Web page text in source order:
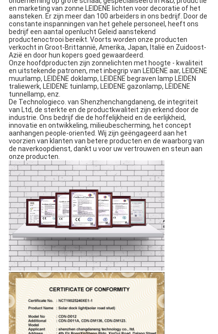
en marketing van zonne LEIDENE lichten voor decoratie of het
aansteken. Er zijn meer dan 100 arbeiders in ons bedrijf. Door de
constante inspanningen van het gehele personeel, heeft ons
bedrijf een aantal openlucht Geleid aanstekend
productenoctrooi bereikt. Voorts worden onze producten
verkocht in Groot-Brittannië, Amerika, Japan, Italië en Zuidoost-
Azië en door hun kopers goed gewaardeerd.
Onze hoofdproducten zijn zonnelichten met hoogte - kwaliteit
en uitstekende patronen, met inbegrip van LEIDENE aar, LEIDENE
muurlamp, LEIDENE doklamp, LEIDENE begraven lamp LEIDEN
traliewerk, LEIDENE tuinlamp, LEIDENE gazonlamp, LEIDENE
tunnellamp, enz.
De Technologieco. van Shenzhenchangdaneng, de integriteit
van Ltd, de sterkte en de productkwaliteit zijn erkend door de
industrie. Ons bedrijf die de hoffelijkheid en de eerlijkheid,
innovatie en ontwikkeling, milieubescherming, het concept
aanhangen people-oriented. Wij zijn geëngageerd aan het
voorzien van klanten van betere producten en de waarborg van
de naverkoopdienst, dankt u voor uw vertrouwen en steun aan
onze producten.